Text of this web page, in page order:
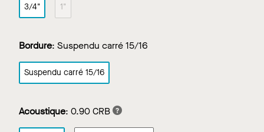
3/4" 1"
Bordure: Suspendu carré 15/16
Suspendu carré 15/16
Acoustique: 0.90 CRB